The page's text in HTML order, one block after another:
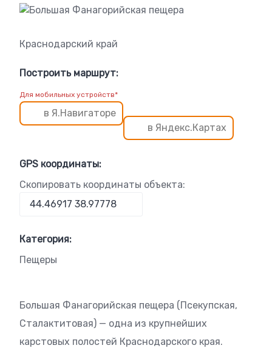
Краснодарский край
Построить маршрут:
Для мобильных устройств*
в Я.Навигаторе
в Яндекс.Картах
GPS координаты:
Скопировать координаты объекта:
Категория:
Пещеры
Большая Фанагорийская пещера (Псекупская,
Сталактитовая) — одна из крупнейших
карстовых полостей Краснодарского края.